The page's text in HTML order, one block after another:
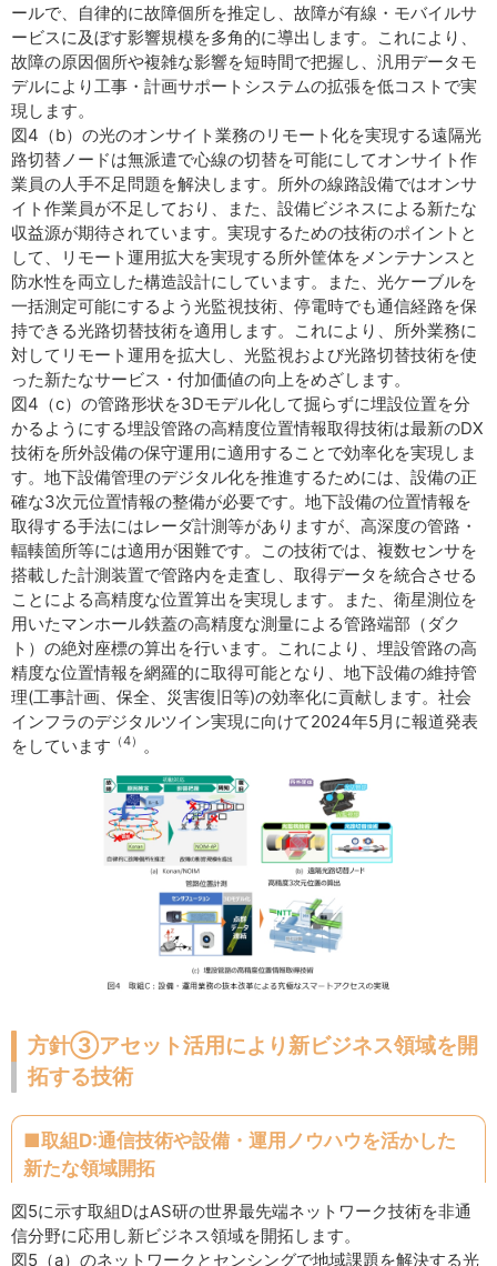
ールで、自律的に故障個所を推定し、故障が有線・モバイルサ
ービスに及ぼす影響規模を多角的に導出します。これにより、
故障の原因個所や複雑な影響を短時間で把握し、汎用データモ
デルにより工事・計画サポートシステムの拡張を低コストで実
現します。
図4（b）の光のオンサイト業務のリモート化を実現する遠隔光
路切替ノードは無派遣で心線の切替を可能にしてオンサイト作
業員の人手不足問題を解決します。所外の線路設備ではオンサ
イト作業員が不足しており、また、設備ビジネスによる新たな
収益源が期待されています。実現するための技術のポイントと
して、リモート運用拡大を実現する所外筐体をメンテナンスと
防水性を両立した構造設計にしています。また、光ケーブルを
一括測定可能にするよう光監視技術、停電時でも通信経路を保
持できる光路切替技術を適用します。これにより、所外業務に
対してリモート運用を拡大し、光監視および光路切替技術を使
った新たなサービス・付加価値の向上をめざします。
図4（c）の管路形状を3Dモデル化して掘らずに埋設位置を分
かるようにする埋設管路の高精度位置情報取得技術は最新のDX
技術を所外設備の保守運用に適用することで効率化を実現しま
す。地下設備管理のデジタル化を推進するためには、設備の正
確な3次元位置情報の整備が必要です。地下設備の位置情報を
取得する手法にはレーダ計測等がありますが、高深度の管路・
輻輳箇所等には適用が困難です。この技術では、複数センサを
搭載した計測装置で管路内を走査し、取得データを統合させる
ことによる高精度な位置算出を実現します。また、衛星測位を
用いたマンホール鉄蓋の高精度な測量による管路端部（ダク
ト）の絶対座標の算出を行います。これにより、埋設管路の高
精度な位置情報を網羅的に取得可能となり、地下設備の維持管
理(工事計画、保全、災害復旧等)の効率化に貢献します。社会
インフラのデジタルツイン実現に向けて2024年5月に報道発表
をしています （4） 。
方針③アセット活用により新ビジネス領域を開
拓する技術
■取組D:通信技術や設備・運用ノウハウを活かした
新たな領域開拓
図5に示す取組DはAS研の世界最先端ネットワーク技術を非通
信分野に応用し新ビジネス領域を開拓します。
図5（a）のネットワークとセンシングで地域課題を解決する光